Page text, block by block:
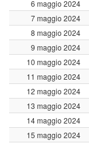
6 maggio 2024
7 maggio 2024
8 maggio 2024
9 maggio 2024
10 maggio 2024
11 maggio 2024
12 maggio 2024
13 maggio 2024
14 maggio 2024
15 maggio 2024